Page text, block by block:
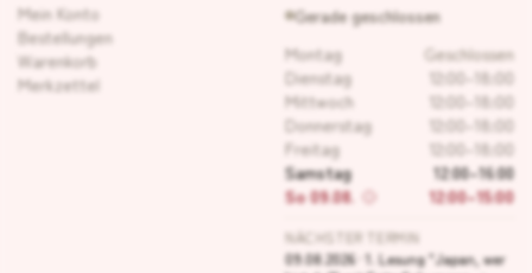
Mein Konto
Bestellungen
Warenkorb
Merkzettel
Gerade geschlossen
Montag
Geschlossen
Dienstag
12:00–18:00
Mittwoch
12:00–18:00
Donnerstag
12:00–18:00
Freitag
12:00–18:00
Samstag
12:00–16:00
So 09.08.
12:00–15:00
NÄCHSTER TERMIN
09.08.2026 · 1. Lesung "Japan, wer